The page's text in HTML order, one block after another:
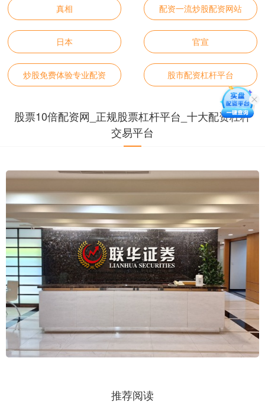
真相 配资一流炒股配资网站
日本 官宣
炒股免费体验专业配资 股市配资杠杆平台
股票10倍配资网_正规股票杠杆平台_十大配资杠杆
交易平台
推荐阅读